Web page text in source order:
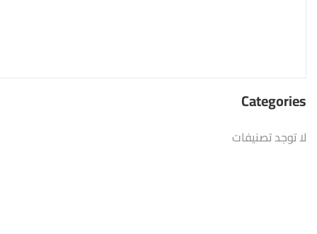
Categories
لا توجد تصنيفات